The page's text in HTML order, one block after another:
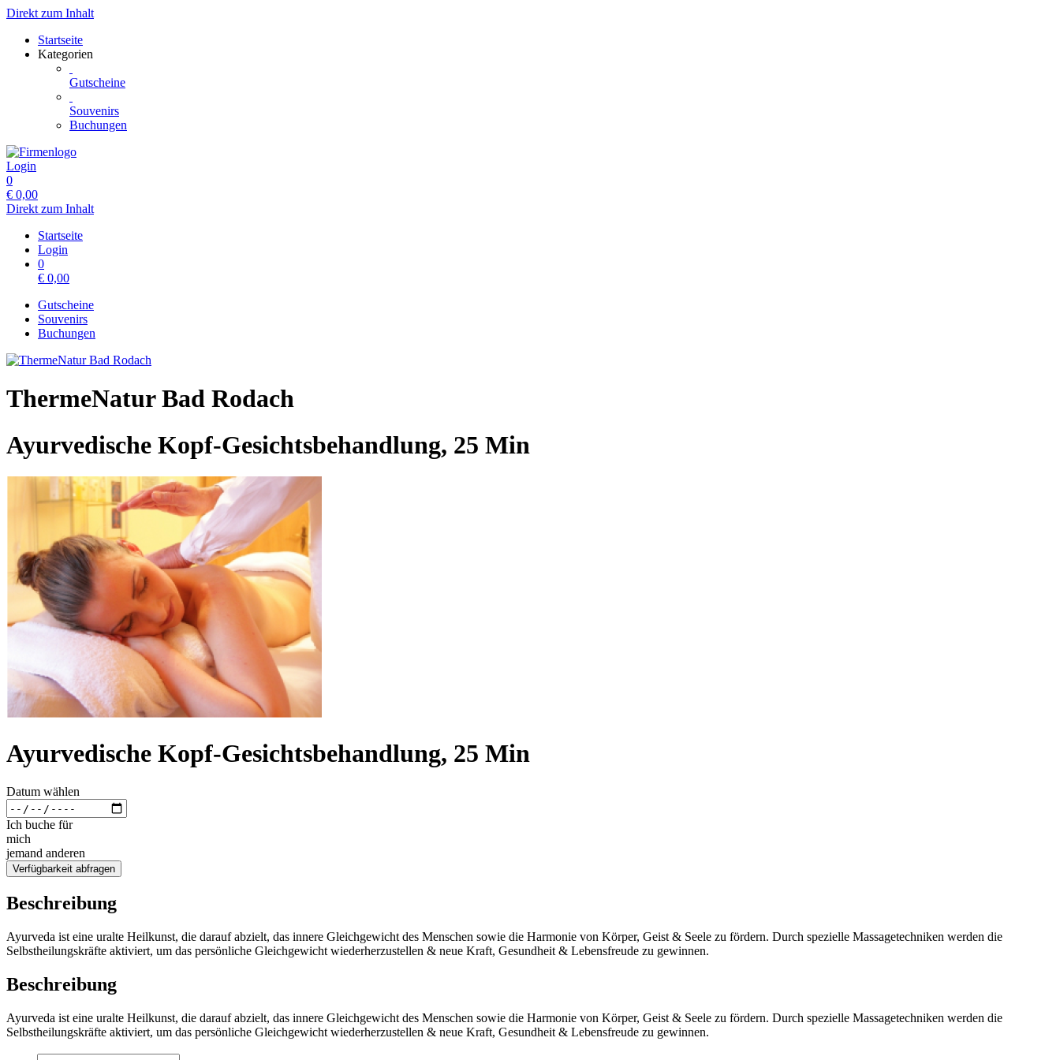
Direkt zum Inhalt
Startseite
Kategorien
Gutscheine
Souvenirs
Buchungen
Login
0
€ 0,00
Direkt zum Inhalt
Startseite
Login
0
€ 0,00
Gutscheine
Souvenirs
Buchungen
ThermeNatur Bad Rodach
Ayurvedische Kopf-Gesichtsbehandlung, 25 Min
Ayurvedische Kopf-Gesichtsbehandlung, 25 Min
Datum wählen
Ich buche für
mich
jemand anderen
Verfügbarkeit abfragen
Beschreibung
Ayurveda ist eine uralte Heilkunst, die darauf abzielt, das innere Gleichgewicht des Menschen sowie die Harmonie von Körper, Geist & Seele zu fördern. Durch spezielle Massagetechniken werden die
Selbstheilungskräfte aktiviert, um das persönliche Gleichgewicht wiederherzustellen & neue Kraft, Gesundheit & Lebensfreude zu gewinnen.
Beschreibung
Ayurveda ist eine uralte Heilkunst, die darauf abzielt, das innere Gleichgewicht des Menschen sowie die Harmonie von Körper, Geist & Seele zu fördern. Durch spezielle Massagetechniken werden die
Selbstheilungskräfte aktiviert, um das persönliche Gleichgewicht wiederherzustellen & neue Kraft, Gesundheit & Lebensfreude zu gewinnen.